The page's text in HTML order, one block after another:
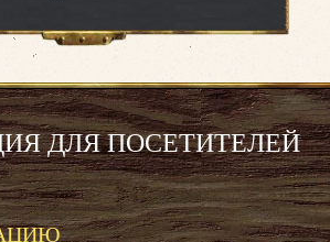
ДЛЯ ПОСЕТИТЕЛЕЙ